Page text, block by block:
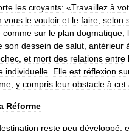
les croyants: «Travaillez à
vous le vouloir et le faire selon
comme sur le plan dogmatique
son dessein de salut antérieur
et mort des relations entre l
individuelle Elle est réflexion
y compris leur obstacle à cet
Réforme
reste peu développé